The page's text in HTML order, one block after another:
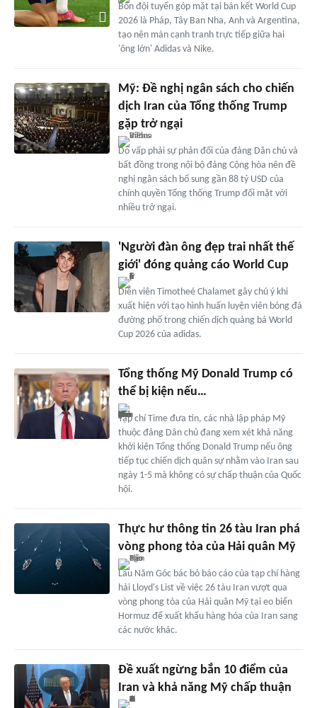
Bốn đội tuyển góp mặt tại bán kết World Cup
2026 là Pháp, Tây Ban Nha, Anh và Argentina,
tạo nên màn cạnh tranh trực tiếp giữa hai
'ông lớn' Adidas và Nike.
Mỹ: Đề nghị ngân sách cho chiến
dịch Iran của Tổng thống Trump
gặp trở ngại
Do vấp phải sự phản đối của đảng Dân chủ và
bất đồng trong nội bộ đảng Cộng hòa nên đề
nghị ngân sách bổ sung gần 88 tỷ USD của
chính quyền Tổng thống Trump đối mặt với
nhiều trở ngại.
'Người đàn ông đẹp trai nhất thế
giới' đóng quảng cáo World Cup
Diễn viên Timotheé Chalamet gây chú ý khi
xuất hiện với tạo hình huấn luyện viên bóng đá
đường phố trong chiến dịch quảng bá World
Cup 2026 của adidas.
Tổng thống Mỹ Donald Trump có
thể bị kiện nếu…
Tạp chí Time đưa tin, các nhà lập pháp Mỹ
thuộc đảng Dân chủ đang xem xét khả năng
khởi kiện Tổng thống Donald Trump nếu ông
tiếp tục chiến dịch quân sự nhằm vào Iran sau
ngày 1-5 mà không có sự chấp thuận của Quốc
hội.
Thực hư thông tin 26 tàu Iran phá
vòng phong tỏa của Hải quân Mỹ
Lầu Năm Góc bác bỏ báo cáo của tạp chí hàng
hải Lloyd's List về việc 26 tàu Iran vượt qua
vòng phong tỏa của Hải quân Mỹ tại eo biển
Hormuz để xuất khẩu hàng hóa của Iran sang
các nước khác.
Đề xuất ngừng bắn 10 điểm của
Iran và khả năng Mỹ chấp thuận